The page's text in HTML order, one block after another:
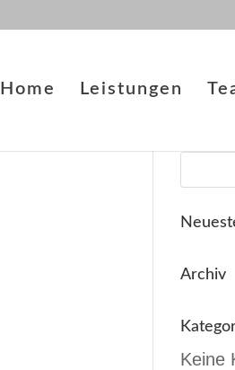
Home Leistungen
Archiv
Keine